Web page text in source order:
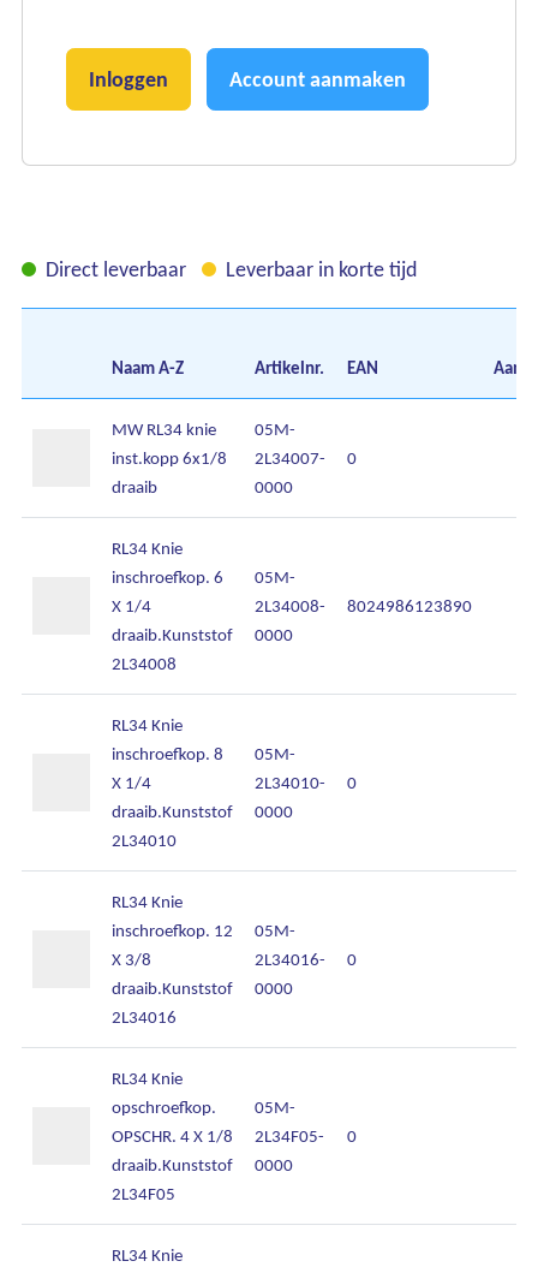
Ons assortiment
Over Kalkhuis
Inloggen Account aanmaken
Direct leverbaar Leverbaar in korte tijd
NaamA-Z Artikelnr. EAN
MW RL34 knie
inst.kopp 6x1/8
draaib
05M-
2L34007-
0000
0
RL34 Knie
inschroefkop. 6
X 1/4
draaib.Kunststof
2L34008
05M-
2L34008-
0000
8024986123890
RL34 Knie
inschroefkop. 8
X 1/4
draaib.Kunststof
2L34010
05M-
2L34010-
0000
0
RL34 Knie
inschroefkop. 12
X 3/8
draaib.Kunststof
2L34016
05M-
2L34016-
0000
0
RL34 Knie
opschroefkop.
OPSCHR. 4 X 1/8
draaib.Kunststof
2L34F05
05M-
2L34F05-
0000
0
RL34 Knie